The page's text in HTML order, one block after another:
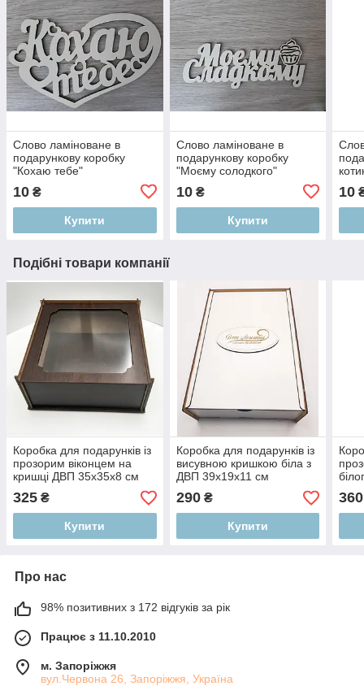
Слово ламіноване в
подарункову коробку
"Кохаю тебе"
10 ₴
Купити
Слово ламіноване в
подарункову коробку
"Моєму солодкого"
10₴
Купити
10
Подібні товари компанії
Коробка для подарунків із
прозорим віконцем на
кришці ДВП 35х35х8 см
325 ₴
Купити
Коробка для подарунків із
висувною кришкою біла з
ДВП 39х19х11 см
290₴
Купити
360
Про нас
98% позитивних з 172 відгуків за рік
Працює з 11.10.2010
м. Запоріжжя
вул.Червона 26, Запоріжжя, Україна